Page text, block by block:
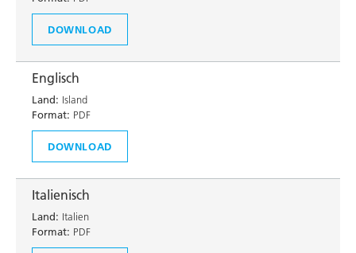
DOWNLOAD
Englisch
Land: Island
Format: PDF
DOWNLOAD
Italienisch
Land: Italien
Format: PDF